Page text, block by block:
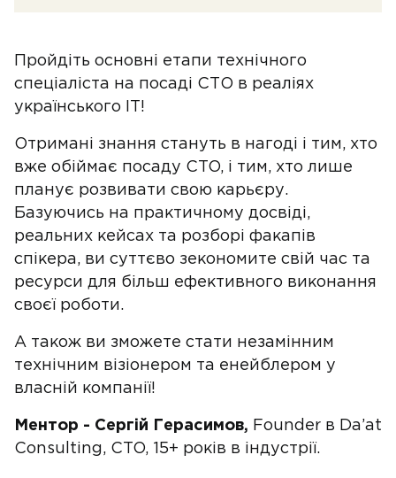
Пройдіть основні етапи технічного
спеціаліста на посаді СТО в реаліях
українського IT!
Отримані знання стануть в нагоді і тим, хто
вже обіймає посаду CTO, і тим, хто лише
планує розвивати свою карьєру.
Базуючись на практичному досвіді,
реальних кейсах та розборі факапів
спікера, ви суттєво зекономите свій час та
ресурси для більш ефективного виконання
своєї роботи.
А також ви зможете стати незамінним
технічним візіонером та енейблером у
власній компанії!
Ментор - Сергій Герасимов, Founder в Da’at
Consulting, CTO, 15+ років в індустрії.